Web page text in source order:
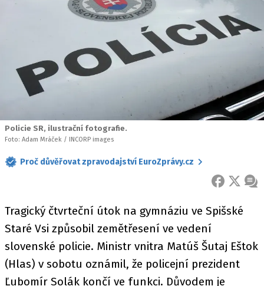
Policie SR, ilustrační fotografie.
Foto: Adam Mráček / INCORP images
Proč důvěřovat zpravodajství EuroZprávy.cz
FACEBOOK
X
Tragický čtvrteční útok na gymnáziu ve Spišské
Staré Vsi způsobil zemětřesení ve vedení
slovenské policie. Ministr vnitra Matúš Šutaj Eštok
(Hlas) v sobotu oznámil, že policejní prezident
Ľubomír Solák končí ve funkci. Důvodem je